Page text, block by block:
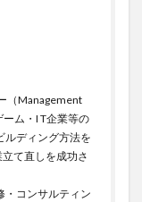
（Management
ム・I T企業等の
ルディング方法を
て直しを成功さ
・コンサルティン